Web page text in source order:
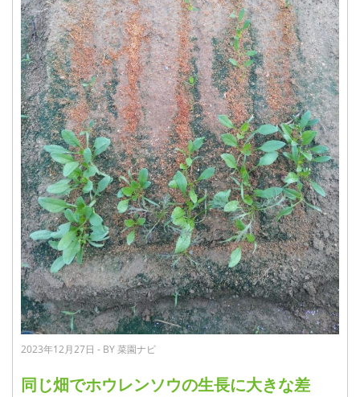
2023年12月27日 - BY 菜園ナビ
同じ畑でホウレンソウの生長に大きな差